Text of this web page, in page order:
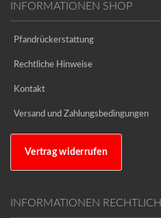
INFORMATIONEN SHOP
Pfandrückerstattung
Rechtliche Hinweise
Kontakt
Versand und Zahlungsbedingungen
Vertrag widerrufen
INFORMATIONEN RECHTLICH